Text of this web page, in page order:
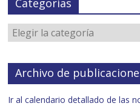
Categorías
Archivo de
Ir al calendario detallado de las